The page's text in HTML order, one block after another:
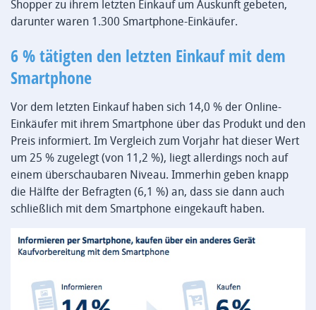
Shopper zu ihrem letzten Einkauf um Auskunft gebeten,
darunter waren 1.300 Smartphone-Einkäufer.
6 % tätigten den letzten Einkauf mit dem
Smartphone
Vor dem letzten Einkauf haben sich 14,0 % der Online-
Einkäufer mit ihrem Smartphone über das Produkt und den
Preis informiert. Im Vergleich zum Vorjahr hat dieser Wert
um 25 % zugelegt (von 11,2 %), liegt allerdings noch auf
einem überschaubaren Niveau. Immerhin geben knapp
die Hälfte der Befragten (6,1 %) an, dass sie dann auch
schließlich mit dem Smartphone eingekauft haben.